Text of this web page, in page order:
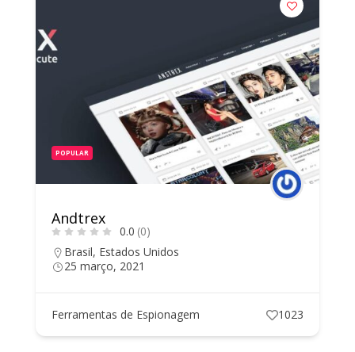
POPULAR
Andtrex
0.0 (0)
Brasil, Estados Unidos
25 março, 2021
Ferramentas de Espionagem 1023